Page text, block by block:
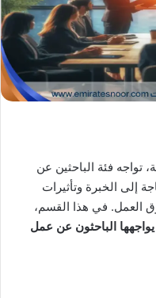
تواجه فئة الباحثين عن
إلى الخبرة وتأثيرات
العمل. في هذا القسم،
الباحثون عن عمل